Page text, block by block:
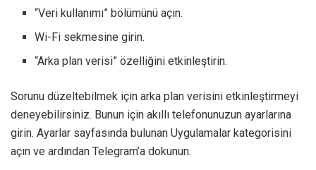
“Veri kullanımı” bölümünü açın.
Wi-Fi sekmesine girin.
“Arka plan verisi” özelliğini etkinleştirin.
Sorunu düzeltebilmek için arka plan verisini etkinleştirmeyi
deneyebilirsiniz. Bunun için akıllı telefonunuzun ayarlarına
girin. Ayarlar sayfasında bulunan Uygulamalar kategorisini
açın ve ardından Telegram’a dokunun.